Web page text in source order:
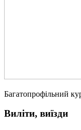
Багатопрофільний
Виліти, виїзди